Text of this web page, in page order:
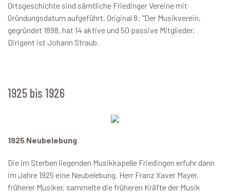
Ortsgeschichte sind sämtliche Friedinger Vereine mit
Gründungsdatum aufgeführt. Original 8: "Der Musikverein,
gegründet 1898, hat 14 aktive und 50 passive Mitglieder.
Dirigent ist Johann Straub.
1925 bis 1926
1925 Neubelebung
Die im Sterben liegenden Musikkapelle Friedingen erfuhr dann
im Jahre 1925 eine Neubelebung. Herr Franz Xaver Mayer,
früherer Musiker, sammelte die früheren Kräfte der Musik